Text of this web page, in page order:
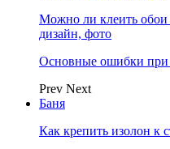
Можно ли клеить обои
дизайн, фото
Основные ошибки при
Prev Next
Баня
Как крепить изолон к